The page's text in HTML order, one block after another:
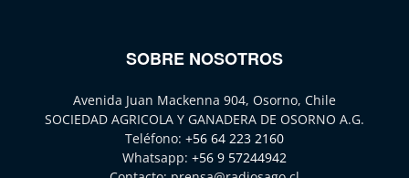
SOBRE NOSOTROS
Avenida Juan Mackenna 904, Osorno, Chile
SOCIEDAD AGRICOLA Y GANADERA DE OSORNO A.G.
Teléfono: +56 64 223 2160
Whatsapp: +56 9 57244942